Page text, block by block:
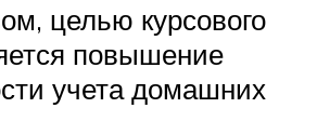
целью курсового
повышение
учета домашних